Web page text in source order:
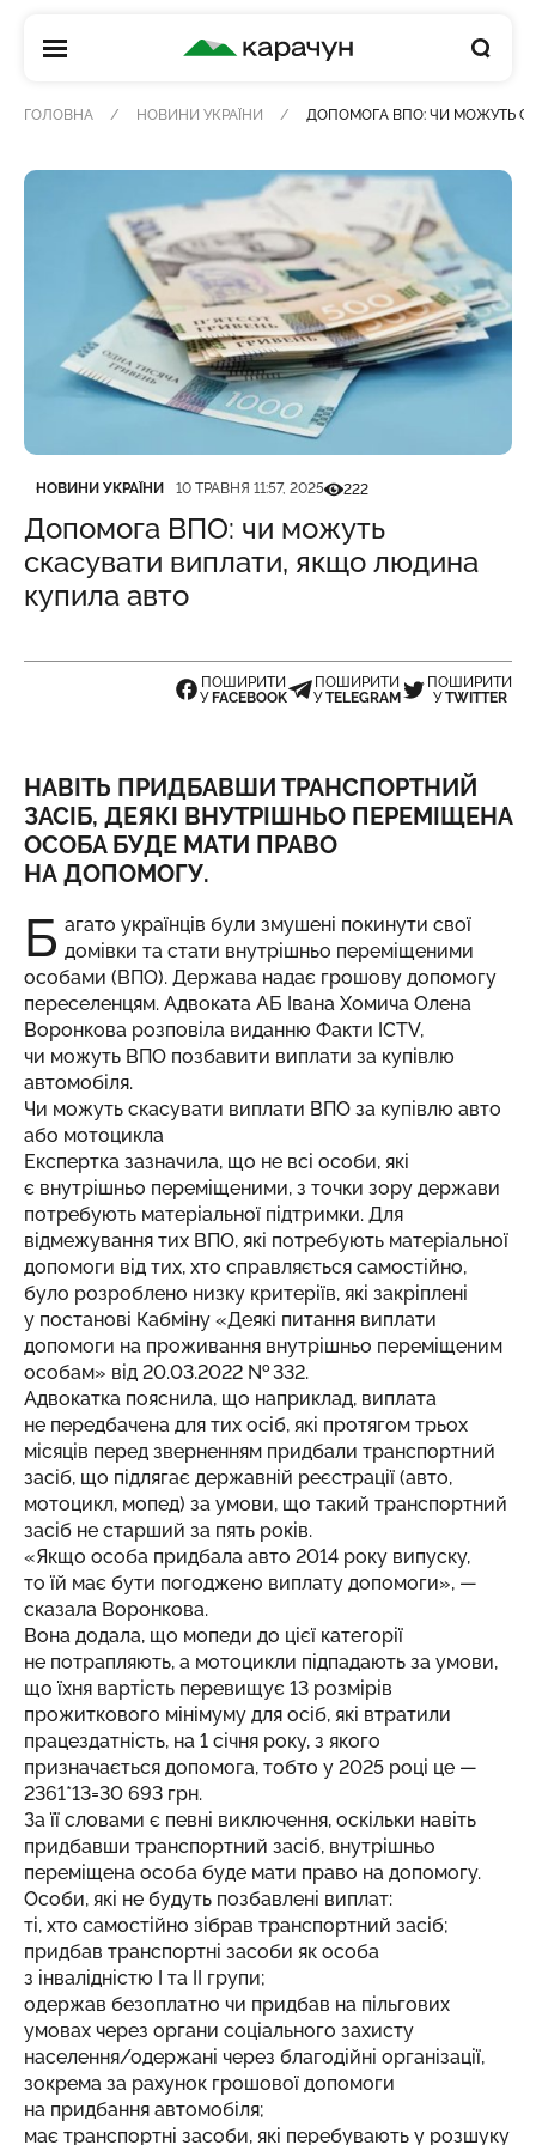
КАРАЧУН
ГОЛОВНА НОВИНИ УКРАЇНИ ДОПОМОГА ВПО: ЧИ МОЖУТЬ
Категорія
НОВИНИ УКРАЇНИ
Дата публікації 10 ТРАВНЯ 11:57, 2025Кількість переглядів
222
Допомога ВПО: чи можуть
скасувати виплати, якщо людина
купила авто
ПОШИРИТИ
У FACEBOOK
ПОШИРИТИ
УTELEGRAM
ПОШИРИТИ
УTWITTER
НАВІТЬ ПРИДБАВШИ ТРАНСПОРТНИЙ
ЗАСІБ, ДЕЯКІ ВНУТРІШНЬО ПЕРЕМІЩЕНА
ОСОБА БУДЕ МАТИ ПРАВО
НА ДОПОМОГУ.
Б агато українців були змушені покинути свої
домівки та стати внутрішньо переміщеними
особами (ВПО). Держава надає грошову допомогу
переселенцям. Адвоката АБ Івана Хомича Олена
Воронкова розповіла виданню Факти ICTV,
чи можуть ВПО позбавити виплати за купівлю
автомобіля.
Чи можуть скасувати виплати ВПО за купівлю авто
або мотоцикла
Експертка зазначила, що не всі особи, які
є внутрішньо переміщеними, з точки зору держави
потребують матеріальної підтримки. Для
відмежування тих ВПО, які потребують матеріальної
допомоги від тих, хто справляється самостійно,
було розроблено низку критеріїв, які закріплені
у постанові Кабміну «Деякі питання виплати
допомоги на проживання внутрішньо переміщеним
особам» від 20.03.2022 № 332.
Адвокатка пояснила, що наприклад, виплата
не передбачена для тих осіб, які протягом трьох
місяців перед зверненням придбали транспортний
засіб, що підлягає державній реєстрації (авто,
мотоцикл, мопед) за умови, що такий транспортний
засіб не старший за пять років.
«Якщо особа придбала авто 2014 року випуску,
то їй має бути погоджено виплату допомоги», —
сказала Воронкова.
Вона додала, що мопеди до цієї категорії
не потрапляють, а мотоцикли підпадають за умови,
що їхня вартість перевищує 13 розмірів
прожиткового мінімуму для осіб, які втратили
працездатність, на 1 січня року, з якого
призначається допомога, тобто у 2025 році це —
2361*13=30 693 грн.
За її словами є певні виключення, оскільки навіть
придбавши транспортний засіб, внутрішньо
переміщена особа буде мати право на допомогу.
Особи, які не будуть позбавлені виплат:
ті, хто самостійно зібрав транспортний засіб;
придбав транспортні засоби як особа
з інвалідністю І та ІІ групи;
одержав безоплатно чи придбав на пільгових
умовах через органи соціального захисту
населення/одержані через благодійні організації,
зокрема за рахунок грошової допомоги
на придбання автомобіля;
має транспортні засоби, які перебувають у розшуку